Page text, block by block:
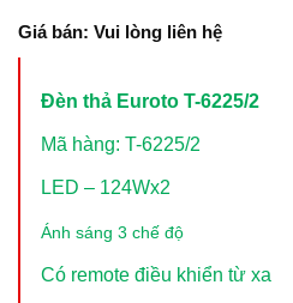
Giá bán: Vui lòng liên hệ
Đèn thả Euroto T-6225/2
Mã hàng: T-6225/2
LED – 124Wx2
Ánh sáng 3 chế độ
Có remote điều khiển từ xa